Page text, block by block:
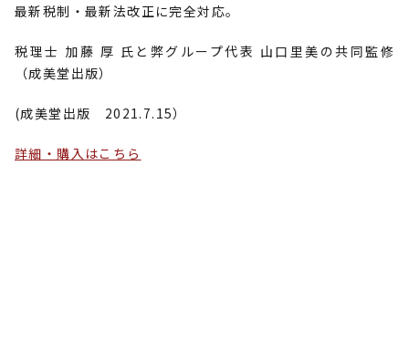
最新税制・最新法改正に完全対応。
税理士 加藤 厚 氏と弊グループ代表 山口里美の共同監修
（成美堂出版）
(成美堂出版 2021.7.15）
詳細・購入はこちら